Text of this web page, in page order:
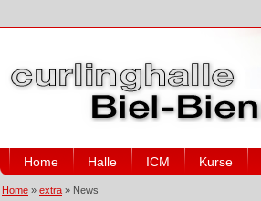
Home Halle ICM Kurse
Home » extra » News